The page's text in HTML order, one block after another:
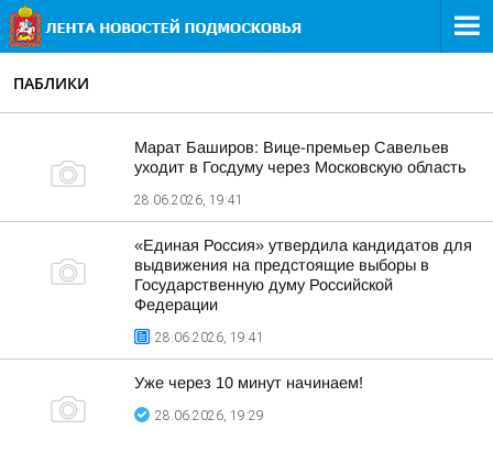
ПАБЛИКИ
Марат Баширов: Вице-премьер Савельев
уходит в Госдуму через Московскую область
28.06.2026, 19:41
«Единая Россия» утвердила кандидатов для
выдвижения на предстоящие выборы в
Государственную думу Российской
Федерации
28.06.2026, 19:41
Уже через 10 минут начинаем!
28.06.2026, 19:29